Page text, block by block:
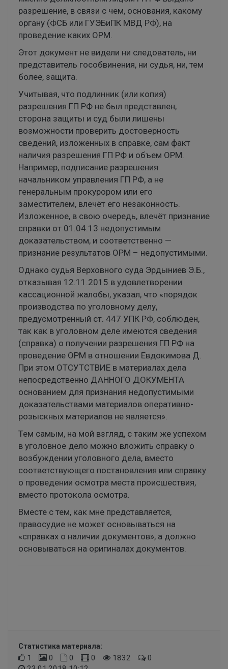
разрешение, в связи с чем, основания, какому
органу (ФСБ или ГУЭБиПК МВД РФ), на
проведение каких ОРМ.
Этот документ не видели ни следователь, ни
представитель гособвинения, ни судья, ни, тем
более, защита.
Учитывая, что подлинник (или копия)
разрешения ГП РФ не был представлен,
сторона защиты и суд были лишены
возможности проверить достоверность
сведений, изложенных в справке, сам факт
наличия разрешения ГП РФ и объем ОРМ.
Например, подписание разрешения
начальником управления ГП РФ, а не
генеральным прокурором или его
заместителем, влечёт его незаконность.
Изложенное, в свою очередь, влечёт признание
справки от 01.04.13 недопустимым
доказательством, и соответственно —
признание результатов ОРМ – недопустимыми.
Однако судья Верховного суда Эрдыниев Э.Б.,
отказывая 12.11.2015 в удовлетворении
кассационной жалобы, указал, что «порядок
производства по уголовному делу,
предусмотренный ст. 447 УПК РФ, соблюден,
так как в уголовном деле имеются сведения
(справка) о получении разрешения ГП РФ на
проведение ОРМ в отношении Евдокимова Д.
При этом ОТСУТСТВИЕ в материалах дела
непосредственно ДАННОГО ДОКУМЕНТА
основанием для признания недопустимыми
доказательствами материалов оперативно-
розыскных материалов не является».
Тем самым, на мой взгляд, с таким же успехом
в уголовное дело можно вложить справку о
возбуждении уголовного дела, вместо
соответствующего постановления или справку
о проведении осмотра места происшествия,
вместо протокола осмотра.
Вместе с тем, как мне представляется,
правосудие не может основываться на
«справках о наличии документов», а должно
основываться на оригиналах документов.
Статистика материала:
1 0 0 0 1832
0